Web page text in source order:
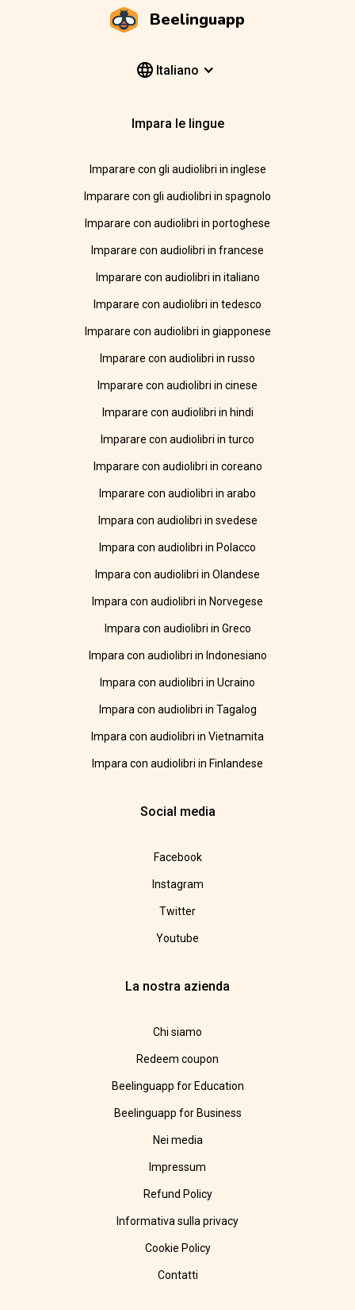
Beelinguapp
Italiano
Impara le lingue
Imparare con gli audiolibri in inglese
Imparare con gli audiolibri in spagnolo
Imparare con audiolibri in portoghese
Imparare con audiolibri in francese
Imparare con audiolibri in italiano
Imparare con audiolibri in tedesco
Imparare con audiolibri in giapponese
Imparare con audiolibri in russo
Imparare con audiolibri in cinese
Imparare con audiolibri in hindi
Imparare con audiolibri in turco
Imparare con audiolibri in coreano
Imparare con audiolibri in arabo
Impara con audiolibri in svedese
Impara con audiolibri in Polacco
Impara con audiolibri in Olandese
Impara con audiolibri in Norvegese
Impara con audiolibri in Greco
Impara con audiolibri in Indonesiano
Impara con audiolibri in Ucraino
Impara con audiolibri in Tagalog
Impara con audiolibri in Vietnamita
Impara con audiolibri in Finlandese
Social media
Facebook
Instagram
Twitter
Youtube
La nostra azienda
Chi siamo
Redeem coupon
Beelinguapp for Education
Beelinguapp for Business
Nei media
Impressum
Refund Policy
Informativa sulla privacy
Cookie Policy
Contatti